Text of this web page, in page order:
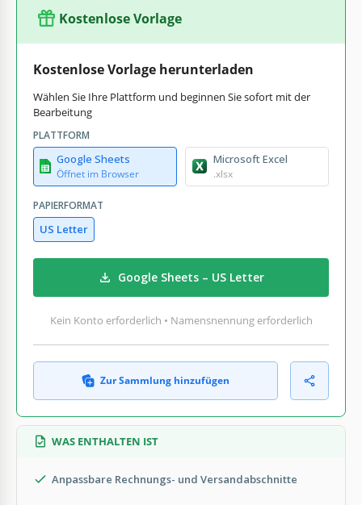
Kostenlose Vorlage
Kostenlose Vorlage herunterladen
Wählen Sie Ihre Plattform und beginnen Sie sofort mit der
Bearbeitung
PLATTFORM
Google Sheets
Öffnet im Browser
Microsoft Excel
.xlsx
PAPIERFORMAT
US Letter
Google Sheets – US Letter
Kein Konto erforderlich • Namensnennung erforderlich
Zur Sammlung hinzufügen
WAS ENTHALTEN IST
Anpassbare Rechnungs- und Versandabschnitte